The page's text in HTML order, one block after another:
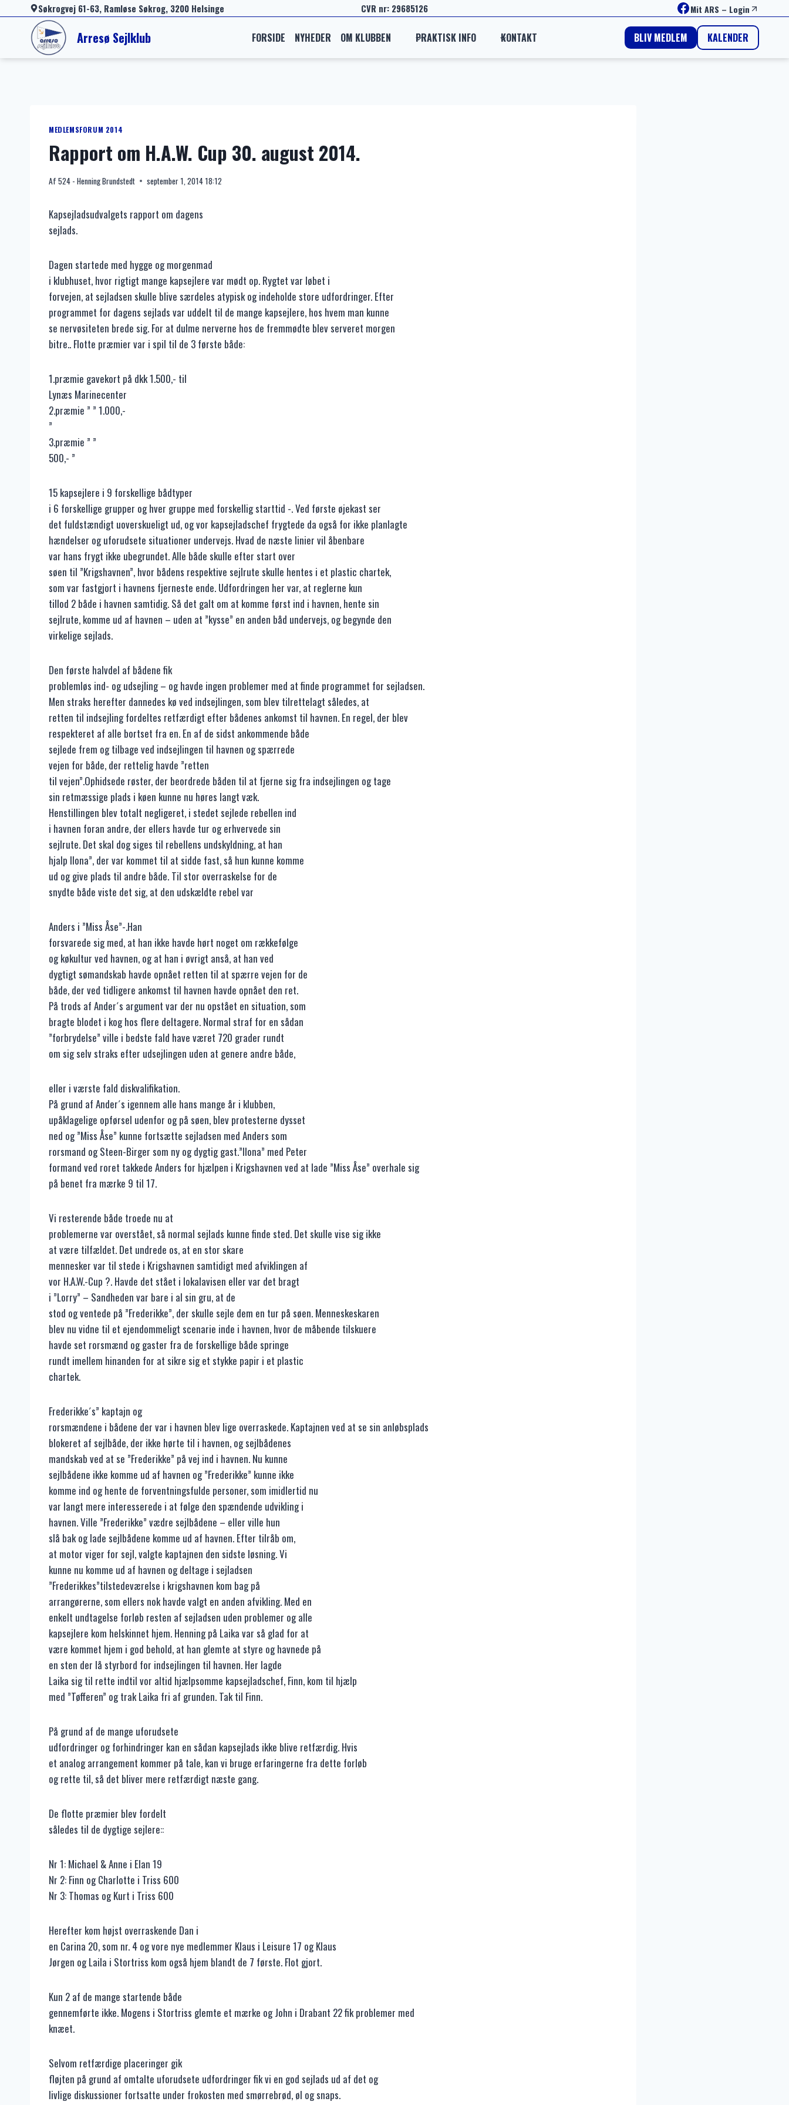
Søkrogvej 61-63, Ramløse Søkrog, 3200 Helsinge CVR nr: 29685126 Facebook
Mit ARS – Login
Arresø Sejlklub FORSIDE NYHEDER OM KLUBBEN PRAKTISK INFO KONTAKT BLIV MEDLEM KALENDER
MEDLEMSFORUM 2014
Rapport om H.A.W. Cup 30. august 2014.
Af 524 - Henning Brundstedt september 1, 2014 18:12
Kapsejladsudvalgets rapport om dagens
sejlads.
Dagen startede med hygge og morgenmad
i klubhuset, hvor rigtigt mange kapsejlere var mødt op. Rygtet var løbet i
forvejen, at sejladsen skulle blive særdeles atypisk og indeholde store udfordringer. Efter
programmet for dagens sejlads var uddelt til de mange kapsejlere, hos hvem man kunne
se nervøsiteten brede sig. For at dulme nerverne hos de fremmødte blev serveret morgen
bitre.. Flotte præmier var i spil til de 3 første både:
1.præmie gavekort på dkk 1.500,- til
Lynæs Marinecenter
2.præmie ” ” 1.000,-
”
3.præmie ” ”
500,- ”
15 kapsejlere i 9 forskellige bådtyper
i 6 forskellige grupper og hver gruppe med forskellig starttid -. Ved første øjekast ser
det fuldstændigt uoverskueligt ud, og vor kapsejladschef frygtede da også for ikke planlagte
hændelser og uforudsete situationer undervejs. Hvad de næste linier vil åbenbare
var hans frygt ikke ubegrundet. Alle både skulle efter start over
søen til ”Krigshavnen”, hvor bådens respektive sejlrute skulle hentes i et plastic chartek,
som var fastgjort i havnens fjerneste ende. Udfordringen her var, at reglerne kun
tillod 2 både i havnen samtidig. Så det galt om at komme først ind i havnen, hente sin
sejlrute, komme ud af havnen – uden at ”kysse” en anden båd undervejs, og begynde den
virkelige sejlads.
Den første halvdel af bådene fik
problemløs ind- og udsejling – og havde ingen problemer med at finde programmet for sejladsen.
Men straks herefter dannedes kø ved indsejlingen, som blev tilrettelagt således, at
retten til indsejling fordeltes retfærdigt efter bådenes ankomst til havnen. En regel, der blev
respekteret af alle bortset fra en. En af de sidst ankommende både
sejlede frem og tilbage ved indsejlingen til havnen og spærrede
vejen for både, der rettelig havde ”retten
til vejen”.Ophidsede røster, der beordrede båden til at fjerne sig fra indsejlingen og tage
sin retmæssige plads i køen kunne nu høres langt væk.
Henstillingen blev totalt negligeret, i stedet sejlede rebellen ind
i havnen foran andre, der ellers havde tur og erhvervede sin
sejlrute. Det skal dog siges til rebellens undskyldning, at han
hjalp Ilona”, der var kommet til at sidde fast, så hun kunne komme
ud og give plads til andre både. Til stor overraskelse for de
snydte både viste det sig, at den udskældte rebel var
Anders i ”Miss Åse”-.Han
forsvarede sig med, at han ikke havde hørt noget om rækkefølge
og køkultur ved havnen, og at han i øvrigt anså, at han ved
dygtigt sømandskab havde opnået retten til at spærre vejen for de
både, der ved tidligere ankomst til havnen havde opnået den ret.
På trods af Ander´s argument var der nu opstået en situation, som
bragte blodet i kog hos flere deltagere. Normal straf for en sådan
”forbrydelse” ville i bedste fald have været 720 grader rundt
om sig selv straks efter udsejlingen uden at genere andre både,
eller i værste fald diskvalifikation.
På grund af Ander´s igennem alle hans mange år i klubben,
upåklagelige opførsel udenfor og på søen, blev protesterne dysset
ned og ”Miss Åse” kunne fortsætte sejladsen med Anders som
rorsmand og Steen-Birger som ny og dygtig gast.”Ilona” med Peter
formand ved roret takkede Anders for hjælpen i Krigshavnen ved at lade ”Miss Åse” overhale sig
på benet fra mærke 9 til 17.
Vi resterende både troede nu at
problemerne var overstået, så normal sejlads kunne finde sted. Det skulle vise sig ikke
at være tilfældet. Det undrede os, at en stor skare
mennesker var til stede i Krigshavnen samtidigt med afviklingen af
vor H.A.W.-Cup ?. Havde det stået i lokalavisen eller var det bragt
i ”Lorry” – Sandheden var bare i al sin gru, at de
stod og ventede på ”Frederikke”, der skulle sejle dem en tur på søen. Menneskeskaren
blev nu vidne til et ejendommeligt scenarie inde i havnen, hvor de måbende tilskuere
havde set rorsmænd og gaster fra de forskellige både springe
rundt imellem hinanden for at sikre sig et stykke papir i et plastic
chartek.
Frederikke´s” kaptajn og
rorsmændene i bådene der var i havnen blev lige overraskede. Kaptajnen ved at se sin anløbsplads
blokeret af sejlbåde, der ikke hørte til i havnen, og sejlbådenes
mandskab ved at se ”Frederikke” på vej ind i havnen. Nu kunne
sejlbådene ikke komme ud af havnen og ”Frederikke” kunne ikke
komme ind og hente de forventningsfulde personer, som imidlertid nu
var langt mere interesserede i at følge den spændende udvikling i
havnen. Ville ”Frederikke” vædre sejlbådene – eller ville hun
slå bak og lade sejlbådene komme ud af havnen. Efter tilråb om,
at motor viger for sejl, valgte kaptajnen den sidste løsning. Vi
kunne nu komme ud af havnen og deltage i sejladsen
”Frederikkes”tilstedeværelse i krigshavnen kom bag på
arrangørerne, som ellers nok havde valgt en anden afvikling. Med en
enkelt undtagelse forløb resten af sejladsen uden problemer og alle
kapsejlere kom helskinnet hjem. Henning på Laika var så glad for at
være kommet hjem i god behold, at han glemte at styre og havnede på
en sten der lå styrbord for indsejlingen til havnen. Her lagde
Laika sig til rette indtil vor altid hjælpsomme kapsejladschef, Finn, kom til hjælp
med ”Tøfferen” og trak Laika fri af grunden. Tak til Finn.
På grund af de mange uforudsete
udfordringer og forhindringer kan en sådan kapsejlads ikke blive retfærdig. Hvis
et analog arrangement kommer på tale, kan vi bruge erfaringerne fra dette forløb
og rette til, så det bliver mere retfærdigt næste gang.
De flotte præmier blev fordelt
således til de dygtige sejlere::
Nr 1: Michael & Anne i Elan 19
Nr 2: Finn og Charlotte i Triss 600
Nr 3: Thomas og Kurt i Triss 600
Herefter kom højst overraskende Dan i
en Carina 20, som nr. 4 og vore nye medlemmer Klaus i Leisure 17 og Klaus
Jørgen og Laila i Stortriss kom også hjem blandt de 7 første. Flot gjort.
Kun 2 af de mange startende både
gennemførte ikke. Mogens i Stortriss glemte et mærke og John i Drabant 22 fik problemer med
knæet.
Selvom retfærdige placeringer gik
fløjten på grund af omtalte uforudsete udfordringer fik vi en god sejlads ud af det og
livlige diskussioner fortsatte under frokosten med smørrebrød, øl og snaps.